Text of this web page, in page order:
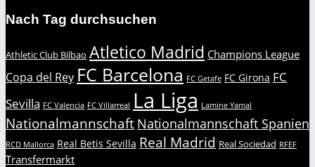
Nach Tag durchsuchen
Athletic Club Bilbao Atletico Madrid Champions League
Copa del Rey FC Barcelona FC Getafe FC Girona FC
Sevilla FC Valencia FC Villarreal La Liga Lamine Yamal
Nationalmannschaft Nationalmannschaft Spanien
RCD Mallorca Real Betis Sevilla Real Madrid Real Sociedad RFEF
Transfermarkt